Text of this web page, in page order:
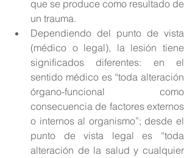
que se produce como resultado de
un trauma.
Dependiendo del punto de vista
(médico o legal), la lesión tiene
significados diferentes: en el
sentido médico es “toda alteración
órgano-funcional como
consecuencia de factores externos
o internos al organismo”; desde el
punto de vista legal es “toda
alteración de la salud y cualquier